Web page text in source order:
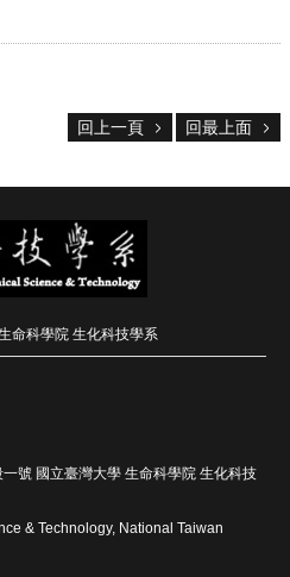
回上一頁 回最上面
命科學院 生化科技學系
號 國立臺灣大學 生命科學院 生化科技
& Technology, National Taiwan